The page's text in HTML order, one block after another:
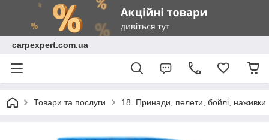
carpexpert.com.ua
Товари та послуги 18. Принади, пелети, бойлі, наживки